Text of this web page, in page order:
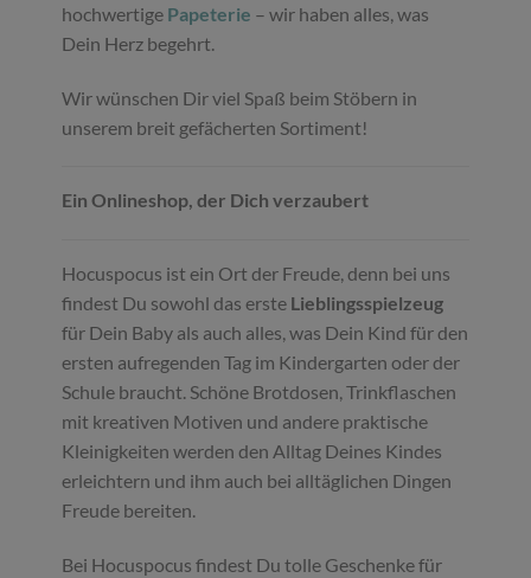
hochwertige Papeterie – wir haben alles, was
Dein Herz begehrt.
Wir wünschen Dir viel Spaß beim Stöbern in
unserem breit gefächerten Sortiment!
Ein Onlineshop, der Dich verzaubert
Hocuspocus ist ein Ort der Freude, denn bei uns
findest Du sowohl das erste Lieblingsspielzeug
für Dein Baby als auch alles, was Dein Kind für den
ersten aufregenden Tag im Kindergarten oder der
Schule braucht. Schöne Brotdosen, Trinkflaschen
mit kreativen Motiven und andere praktische
Kleinigkeiten werden den Alltag Deines Kindes
erleichtern und ihm auch bei alltäglichen Dingen
Freude bereiten.
Bei Hocuspocus findest Du tolle Geschenke für